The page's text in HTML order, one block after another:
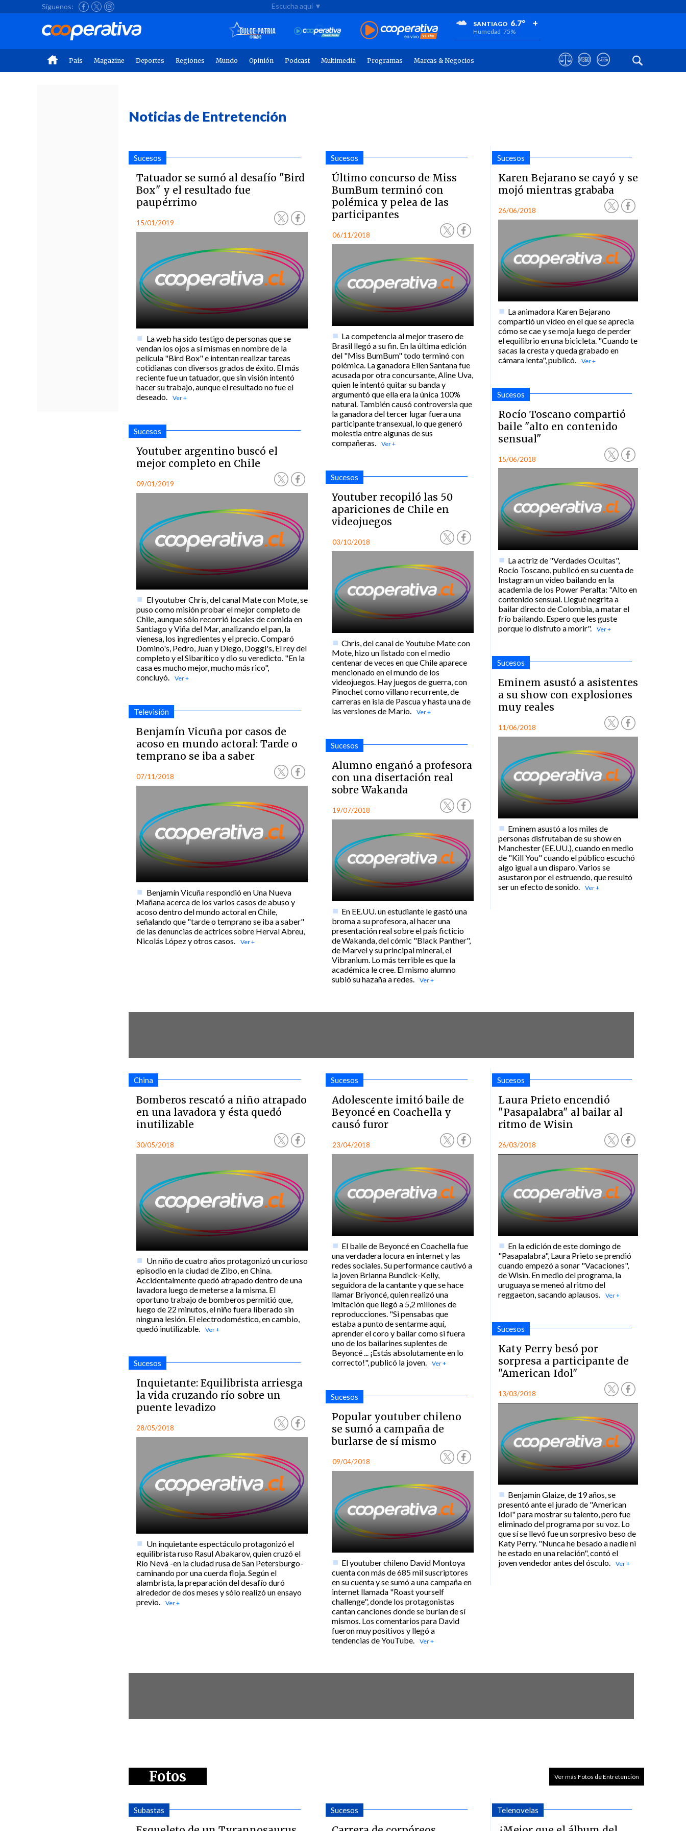
Síguenos: Escucha aquí ▼
SANTIAGO 6.7°
Humedad 75%
+
+
+
País Magazine Deportes Regiones Mundo Opinión Podcast Multimedia Programas Marcas & Negocios
Noticias de Entretención
Sucesos
Tatuador se sumó al desafío "Bird
Box" y el resultado fue
paupérrimo
15/01/2019
La web ha sido testigo de personas que se
vendan los ojos a sí mismas en nombre de la
película "Bird Box" e intentan realizar tareas
cotidianas con diversos grados de éxito. El más
reciente fue un tatuador, que sin visión intentó
hacer su trabajo, aunque el resultado no fue el
deseado.
Sucesos
Youtuber argentino buscó el
mejor completo en Chile
09/01/2019
El youtuber Chris, del canal Mate con Mote, se
puso como misión probar el mejor completo de
Chile, aunque sólo recorrió locales de comida en
Santiago y Viña del Mar, analizando el pan, la
vienesa, los ingredientes y el precio. Comparó
Domino's, Pedro, Juan y Diego, Doggi's, El rey del
completo y el Sibarítico y dio su veredicto. "En la
casa es mucho mejor, mucho más rico",
concluyó.
Televisión
Benjamín Vicuña por casos de
acoso en mundo actoral: Tarde o
temprano se iba a saber
07/11/2018
Benjamín Vicuña respondió en Una Nueva
Mañana acerca de los varios casos de abuso y
acoso dentro del mundo actoral en Chile,
señalando que "tarde o temprano se iba a saber"
de las denuncias de actrices sobre Herval Abreu,
Nicolás López y otros casos.
Sucesos
Último concurso de Miss
BumBum terminó con
polémica y pelea de las
participantes
06/11/2018
La competencia al mejor trasero de
Brasil llegó a su fin. En la última edición
del "Miss BumBum" todo terminó con
polémica. La ganadora Ellen Santana fue
acusada por otra concursante, Aline Uva,
quien le intentó quitar su banda y
argumentó que ella era la única 100%
natural. También causó controversia que
la ganadora del tercer lugar fuera una
participante transexual, lo que generó
molestia entre algunas de sus
compañeras.
Sucesos
Youtuber recopiló las 50
apariciones de Chile en
videojuegos
03/10/2018
Chris, del canal de Youtube Mate con
Mote, hizo un listado con el medio
centenar de veces en que Chile aparece
mencionado en el mundo de los
videojuegos. Hay juegos de guerra, con
Pinochet como villano recurrente, de
carreras en isla de Pascua y hasta una de
las versiones de Mario.
Sucesos
Alumno engañó a profesora
con una disertación real
sobre Wakanda
19/07/2018
En EE.UU. un estudiante le gastó una
broma a su profesora, al hacer una
presentación real sobre el país ficticio
de Wakanda, del cómic "Black Panther",
de Marvel y su principal mineral, el
Vibranium. Lo más terrible es que la
académica le cree. El mismo alumno
subió su hazaña a redes.
Sucesos
Karen Bejarano se cayó y se
mojó mientras grababa
26/06/2018
La animadora Karen Bejarano
compartió un video en el que se aprecia
cómo se cae y se moja luego de perder
el equilibrio en una bicicleta. "Cuando te
sacas la cresta y queda grabado en
cámara lenta", publicó.
Sucesos
Rocío Toscano compartió
baile "alto en contenido
sensual"
15/06/2018
La actriz de "Verdades Ocultas",
Rocío Toscano, publicó en su cuenta de
Instagram un video bailando en la
academia de los Power Peralta: "Alto en
contenido sensual. Llegué negrita a
bailar directo de Colombia, a matar el
frío bailando. Espero que les guste
porque lo disfruto a morir".
Sucesos
Eminem asustó a asistentes
a su show con explosiones
muy reales
11/06/2018
Eminem asustó a los miles de
personas disfrutaban de su show en
Manchester (EE.UU.), cuando en medio
de "Kill You" cuando el público escuchó
algo igual a un disparo. Varios se
asustaron por el estruendo, que resultó
ser un efecto de sonido.
China
Bomberos rescató a niño atrapado
en una lavadora y ésta quedó
inutilizable
30/05/2018
Un niño de cuatro años protagonizó un curioso
episodio en la ciudad de Zibo, en China.
Accidentalmente quedó atrapado dentro de una
lavadora luego de meterse a la misma. El
oportuno trabajo de bomberos permitió que,
luego de 22 minutos, el niño fuera liberado sin
ninguna lesión. El electrodoméstico, en cambio,
quedó inutilizable.
Sucesos
Inquietante: Equilibrista arriesga
la vida cruzando río sobre un
puente levadizo
28/05/2018
Un inquietante espectáculo protagonizó el
equilibrista ruso Rasul Abakarov, quien cruzó el
Río Nevá -en la ciudad rusa de San Petersburgo-
caminando por una cuerda floja. Según el
alambrista, la preparación del desafío duró
alrededor de dos meses y sólo realizó un ensayo
previo.
Sucesos
Adolescente imitó baile de
Beyoncé en Coachella y
causó furor
23/04/2018
El baile de Beyoncé en Coachella fue
una verdadera locura en internet y las
redes sociales. Su performance cautivó a
la joven Brianna Bundick-Kelly,
seguidora de la cantante y que se hace
llamar Briyoncé, quien realizó una
imitación que llegó a 5,2 millones de
reproducciones. "Si pensabas que
estaba a punto de sentarme aquí,
aprender el coro y bailar como si fuera
uno de los bailarines suplentes de
Beyoncé ... ¡Estás absolutamente en lo
correcto!", publicó la joven.
Sucesos
Popular youtuber chileno
se sumó a campaña de
burlarse de sí mismo
09/04/2018
El youtuber chileno David Montoya
cuenta con más de 685 mil suscriptores
en su cuenta y se sumó a una campaña en
internet llamada "Roast yourself
challenge", donde los protagonistas
cantan canciones donde se burlan de sí
mismos. Los comentarios para David
fueron muy positivos y llegó a
tendencias de YouTube.
Sucesos
Laura Prieto encendió
"Pasapalabra" al bailar al
ritmo de Wisin
26/03/2018
En la edición de este domingo de
"Pasapalabra", Laura Prieto se prendió
cuando empezó a sonar "Vacaciones",
de Wisin. En medio del programa, la
uruguaya se meneó al ritmo del
reggaeton, sacando aplausos.
Sucesos
Katy Perry besó por
sorpresa a participante de
"American Idol"
13/03/2018
Benjamin Glaize, de 19 años, se
presentó ante el jurado de "American
Idol" para mostrar su talento, pero fue
eliminado del programa por su voz. Lo
que sí se llevó fue un sorpresivo beso de
Katy Perry. "Nunca he besado a nadie ni
he estado en una relación", contó el
joven vendedor antes del ósculo.
Fotos Ver más Fotos de Entretención
Subastas Sucesos Telenovelas